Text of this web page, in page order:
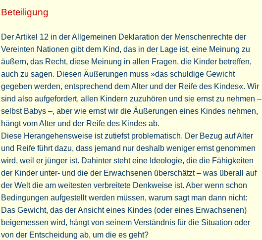
Beteiligung
Der Artikel 12 in der Allgemeinen Deklaration der Menschenrechte der
Vereinten Nationen gibt dem Kind, das in der Lage ist, eine Meinung zu
äußern, das Recht, diese Meinung in allen Fragen, die Kinder betreffen,
auch zu sagen. Diesen Äußerungen muss »das schuldige Gewicht
gegeben werden, entsprechend dem Alter und der Reife des Kindes«. Wir
sind also aufgefordert, allen Kindern zuzuhören und sie ernst zu nehmen –
selbst Babys –, aber wie ernst wir die Äußerungen eines Kindes nehmen,
hängt vom Alter und der Reife des Kindes ab.
Diese Herangehensweise ist zutiefst problematisch. Der Bezug auf Alter
und Reife führt dazu, dass jemand nur deshalb weniger ernst genommen
wird, weil er jünger ist. Dahinter steht eine Ideologie, die die Fähigkeiten
der Kinder unter- und die der Erwachsenen überschätzt – was überall auf
der Welt die am weitesten verbreitete Denkweise ist. Aber wenn schon
Bedingungen aufgestellt werden müssen, warum sagt man dann nicht:
Das Gewicht, das der Ansicht eines Kindes (oder eines Erwachsenen)
beigemessen wird, hängt von seinem Verständnis für die Situation oder
von der Entscheidung ab, um die es geht?